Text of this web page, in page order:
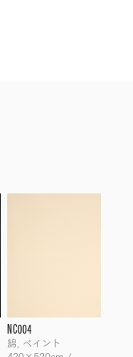
NC004
綿, ペイント